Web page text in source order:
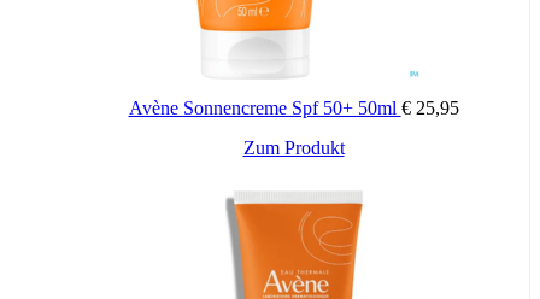
Avène Sonnencreme Spf 50+ 50ml €25,95
Zum Produkt